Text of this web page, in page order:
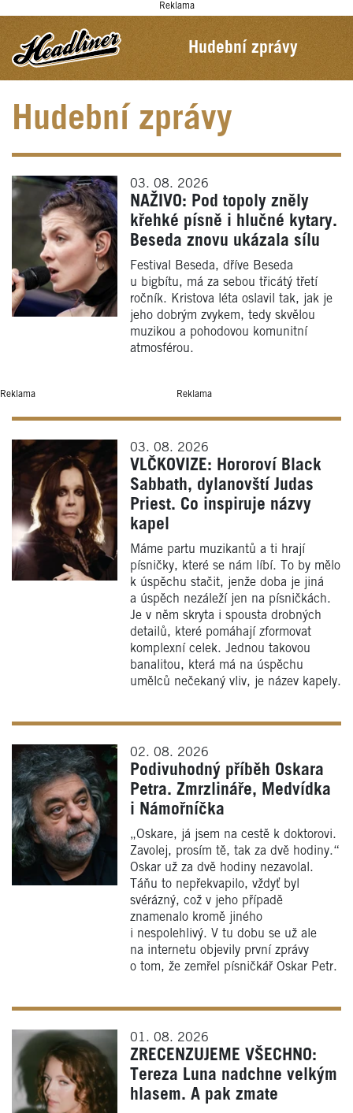
Reklama
Hudební zprávy
Hudební zprávy
03. 08. 2026
NAŽIVO: Pod topoly zněly
křehké písně i hlučné kytary.
Beseda znovu ukázala sílu
Festival Beseda, dříve Beseda
u bigbítu, má za sebou třicátý třetí
ročník. Kristova léta oslavil tak, jak je
jeho dobrým zvykem, tedy skvělou
muzikou a pohodovou komunitní
atmosférou.
Reklama Reklama
03. 08. 2026
VLČKOVIZE: Hororoví Black
Sabbath, dylanovští Judas
Priest. Co inspiruje názvy
kapel
Máme partu muzikantů a ti hrají
písničky, které se nám líbí. To by mělo
k úspěchu stačit, jenže doba je jiná
a úspěch nezáleží jen na písničkách.
Je v něm skryta i spousta drobných
detailů, které pomáhají zformovat
komplexní celek. Jednou takovou
banalitou, která má na úspěchu
umělců nečekaný vliv, je název kapely.
02. 08. 2026
Podivuhodný příběh Oskara
Petra. Zmrzlináře, Medvídka
i Námořníčka
„Oskare, já jsem na cestě k doktorovi.
Zavolej, prosím tě, tak za dvě hodiny.“
Oskar už za dvě hodiny nezavolal.
Táňu to nepřekvapilo, vždyť byl
svérázný, což v jeho případě
znamenalo kromě jiného
i nespolehlivý. V tu dobu se už ale
na internetu objevily první zprávy
o tom, že zemřel písničkář Oskar Petr.
01. 08. 2026
ZRECENZUJEME VŠECHNO:
Tereza Luna nadchne velkým
hlasem. A pak zmate